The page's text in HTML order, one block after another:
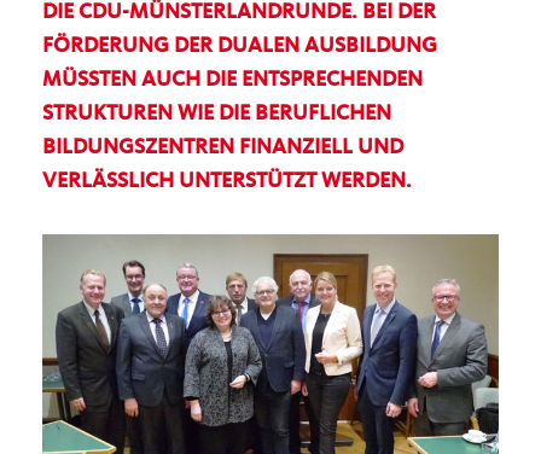
DIE CDU-MÜNSTERLANDRUNDE. BEI DER
FÖRDERUNG DER DUALEN AUSBILDUNG
MÜSSTEN AUCH DIE ENTSPRECHENDEN
STRUKTUREN WIE DIE BERUFLICHEN
BILDUNGSZENTREN FINANZIELL UND
VERLÄSSLICH UNTERSTÜTZT WERDEN.